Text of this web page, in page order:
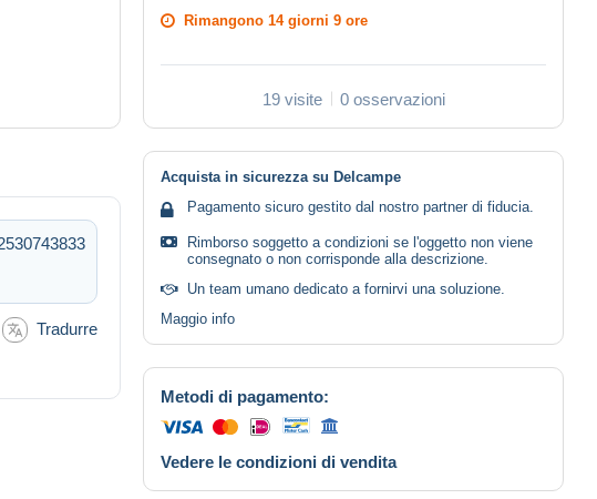
Rimangono 14 giorni 9 ore
19 visite 0 osservazioni
Tradurre
Acquista in sicurezza su Delcampe
Pagamento sicuro gestito dal nostro partner di fiducia.
Rimborso soggetto a condizioni se l'oggetto non viene
consegnato o non corrisponde alla descrizione.
Un team umano dedicato a fornirvi una soluzione.
Maggio info
Metodi di pagamento:
Vedere le condizioni di vendita